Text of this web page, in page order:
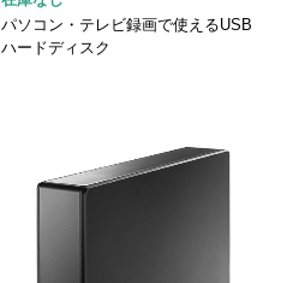
パソコン・テレビ録画で使えるUSB
ハードディスク